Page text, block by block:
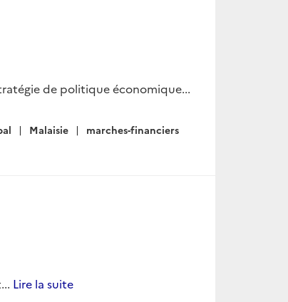
de politique économique...
Malaisie marches-financiers
Lire la suite